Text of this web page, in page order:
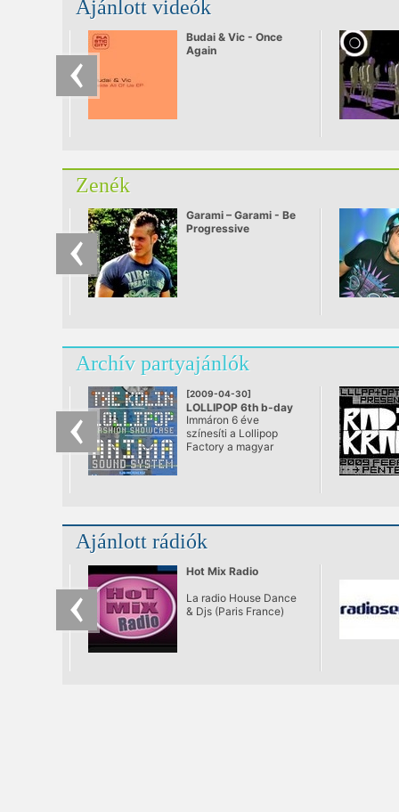
Ajánlott videók
Budai & Vic - Once
Again
Zenék
Garami – Garami - Be
Progressive
Archív partyajánlók
[2009-04-30]
LOLLIPOP 6th b-day
@ Gödör Klub,
Budapest
Immáron 6 éve
színesíti a Lollipop
Factory a magyar
Ajánlott rádiók
Hot Mix Radio
La radio House Dance
& Djs (Paris France)